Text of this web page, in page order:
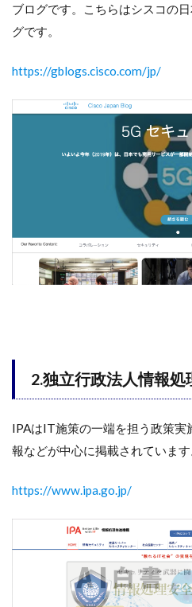
ブログです。こちらはシスコの
グです。
https://gblogs.cisco.com/jp/
2.独立行政法人情報処
IPAはIT施策の一端を担う政策実
報などが中心に掲載されています
https://www.ipa.go.jp/